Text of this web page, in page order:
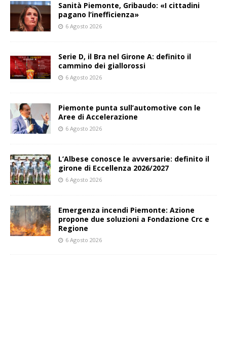
Sanità Piemonte, Gribaudo: «I cittadini
pagano l’inefficienza»
6 Agosto 2026
Serie D, il Bra nel Girone A: definito il
cammino dei giallorossi
6 Agosto 2026
Piemonte punta sull’automotive con le
Aree di Accelerazione
6 Agosto 2026
L’Albese conosce le avversarie: definito il
girone di Eccellenza 2026/2027
6 Agosto 2026
Emergenza incendi Piemonte: Azione
propone due soluzioni a Fondazione Crc e
Regione
6 Agosto 2026